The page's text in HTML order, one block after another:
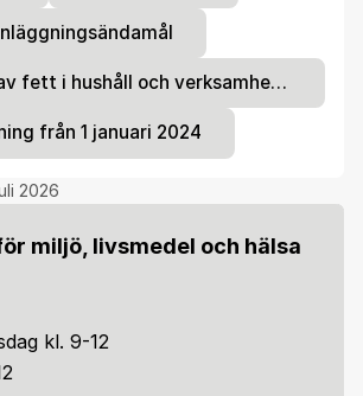
Hantering av fett i hushåll och verksamheter
från 1 januari 2024
2026
miljö, livsmedel och hälsa
kl. 9-12